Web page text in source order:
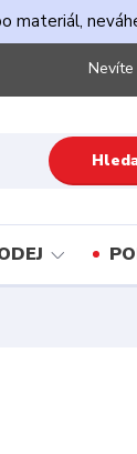
materiál,